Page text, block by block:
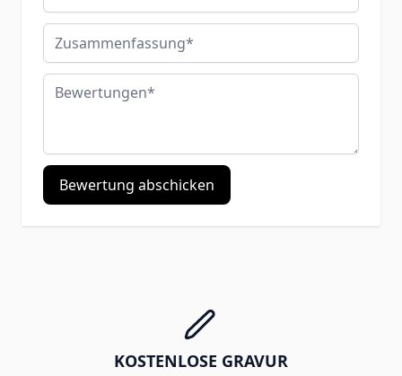
Zusammenfassung
Bewertungen
Bewertung abschicken
KOSTENLOSE GRAVUR